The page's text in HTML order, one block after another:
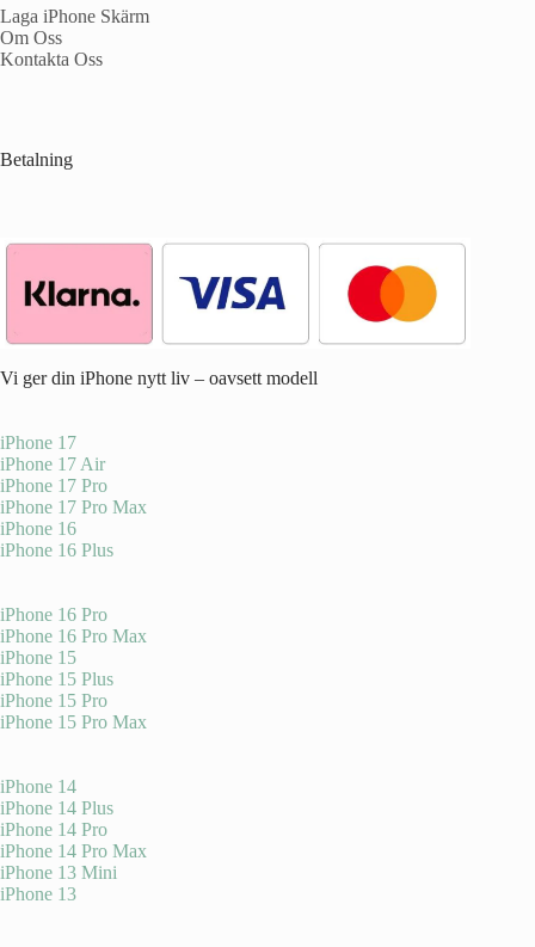
Laga iPhone Skärm
Om Oss
Kontakta Oss
Betalning
Vi ger din iPhone nytt liv – oavsett modell
iPhone 17
iPhone 17 Air
iPhone 17 Pro
iPhone 17 Pro Max
iPhone 16
iPhone 16 Plus
iPhone 16 Pro
iPhone 16 Pro Max
iPhone 15
iPhone 15 Plus
iPhone 15 Pro
iPhone 15 Pro Max
iPhone 14
iPhone 14 Plus
iPhone 14 Pro
iPhone 14 Pro Max
iPhone 13 Mini
iPhone 13